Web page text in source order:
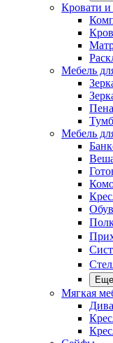
Кровати
Мебель
Мебель
Еще
Мягкая